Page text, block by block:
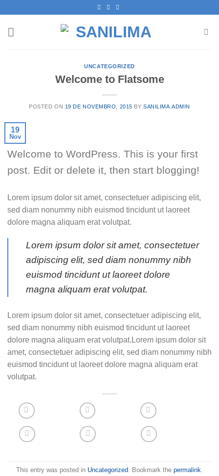
content
UNCATEGORIZED
Welcome to Flatsome
POSTED ON 19 DE NOVEMBRO, 2015 BYSANILIMA.ADMIN
19
Nov
Welcome to WordPress. This is your first
post. Edit or delete it, then start blogging!
Lorem ipsum dolor sit amet, consectetuer adipiscing elit,
sed diam nonummy nibh euismod tincidunt ut laoreet
dolore magna aliquam erat volutpat.
Lorem ipsum dolor sit amet, consectetuer
adipiscing elit, sed diam nonummy nibh
euismod tincidunt ut laoreet dolore
magna aliquam erat volutpat.
Lorem ipsum dolor sit amet, consectetuer adipiscing elit,
sed diam nonummy nibh euismod tincidunt ut laoreet
dolore magna aliquam erat volutpat.Lorem ipsum dolor sit
amet, consectetuer adipiscing elit, sed diam nonummy nibh
euismod tincidunt ut laoreet dolore magna aliquam erat
volutpat.
This entry was posted in Uncategorized . Bookmark the permalink